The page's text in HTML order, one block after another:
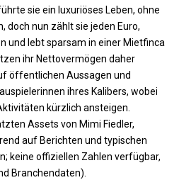
sie ein luxuriöses Leben, ohne
doch nun zählt sie jeden Euro,
und lebt sparsam in einer Mietfinca
ihr Nettovermögen daher
öffentlichen Aussagen und
ihres Kalibers, wobei
kürzlich ansteigen.
Assets von Mimi Fiedler,
auf Berichten und typischen
keine offiziellen Zahlen verfügbar,
Branchendaten).